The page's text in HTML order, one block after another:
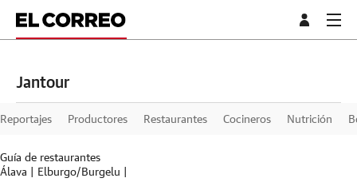
Jantour
Reportajes Productores Restaurantes Cocineros Nutrición
Guía de restaurantes
Álava
Elburgo/Burgelu